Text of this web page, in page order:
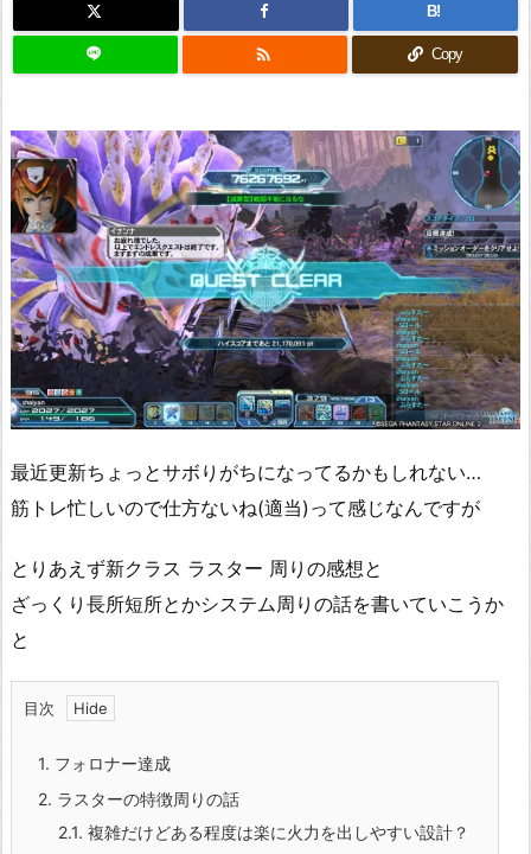
B!
 Copy
最近更新ちょっとサボりがちになってるかもしれない…
筋トレ忙しいので仕方ないね(適当)って感じなんですが
とりあえず新クラス ラスター 周りの感想と
ざっくり長所短所とかシステム周りの話を書いていこうか
と
目次
1. フォロナー達成
2. ラスターの特徴周りの話
2.1. 複雑だけどある程度は楽に火力を出しやすい設計？